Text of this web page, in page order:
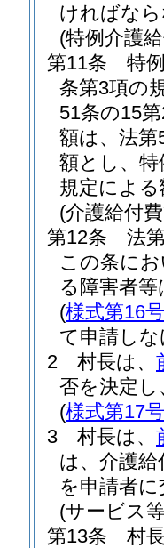
ければな
(特例介護
第11条
特
条第3項の
51条の15
額は、法
額とし、特
規定によ
(介護給付
第12条
法
この条に
る障害者
(様式第16号
て申請し
2
村長は、
否を決定し
(様式第17号
3
村長は、
は、介護給
を申請者
(サービス
第13条
村